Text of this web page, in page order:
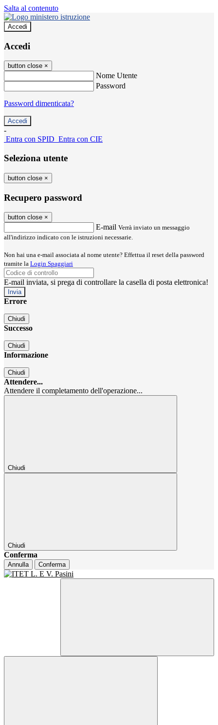
Salta al contenuto
Accedi
Accedi
button close ×
Nome Utente
Password
Password dimenticata?
-
Entra con SPID Entra con CIE
Seleziona utente
button close ×
Recupero password
button close ×
E-mail Verrà inviato un messaggio
all'indirizzo indicato con le istruzioni necessarie.
Non hai una e-mail associata al nome utente? Effettua il reset della password
tramite la Login Spaggiari
E-mail inviata, si prega di controllare la casella di posta elettronica!
Errore
Chiudi
Successo
Chiudi
Informazione
Chiudi
Attendere...
Attendere il completamento dell'operazione...
Chiudi
Chiudi
Conferma
Annulla Conferma